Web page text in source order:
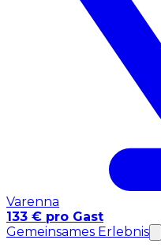
Varenna
133 € pro Gast
Gemeinsames Erlebnis